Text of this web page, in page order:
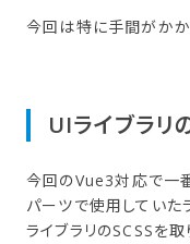
今回は特に手間がかか
UIライブラリ
今回のVue3対応で一
パーツで使用していた
ライブラリのSCSSを